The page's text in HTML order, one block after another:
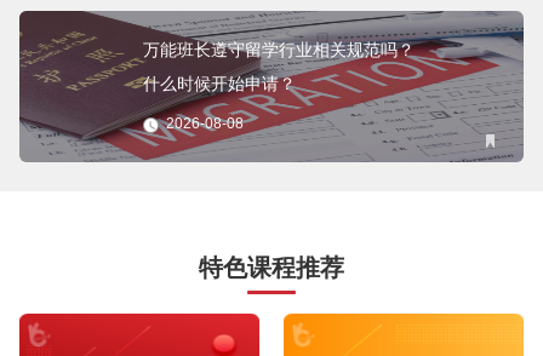
万能班长遵守留学行业相关规范吗？
什么时候开始申请？
2026-08-08
特色课程推荐